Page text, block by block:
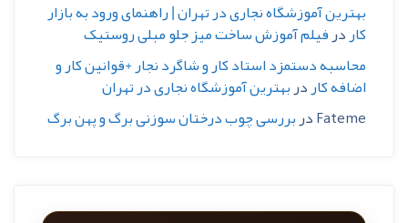
بهترین آموزشگاه نجاری در تهران | راهنمای ورود به بازار
کاردرفیلم آموزش ساخت میز جلو مبلی روستیک
محاسبه دستمزد استاد کار و شاگرد نجار +قوانین کار و
اضافه کاردربهترین آموزشگاه نجاری در تهران
Fatemeدربررسی چوب درختان سوزنی برگ و پهن برگ